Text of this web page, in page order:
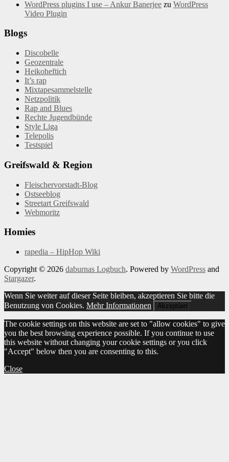
WordPress plugins I use – Ankur Banerjee zu WordPress
Video Plugin
Blogs
Discobelle
Geozentrale
Heikoheftich
It’s rap
Mixtapesammelstelle
Netzpolitik
Rap and Blues
Rechte Jugendbünde
Style Liga
Telepolis
Testspiel
Greifswald & Region
Fleischervorstadt-Blog
Ostseeblog
Streetart Greifswald
Webmoritz
Homies
rapedia – HipHop Wiki
Copyright © 2026 daburnas Logbuch. Powered by WordPress and
Stargazer.
Wenn Sie weiter auf dieser Seite bleiben, akzeptieren Sie bitte die
Benutzung von Cookies. Mehr Informationen Akzeptiert
The cookie settings on this website are set to "allow cookies" to give
you the best browsing experience possible. If you continue to use
this website without changing your cookie settings or you click
"Accept" below then you are consenting to this.
Close